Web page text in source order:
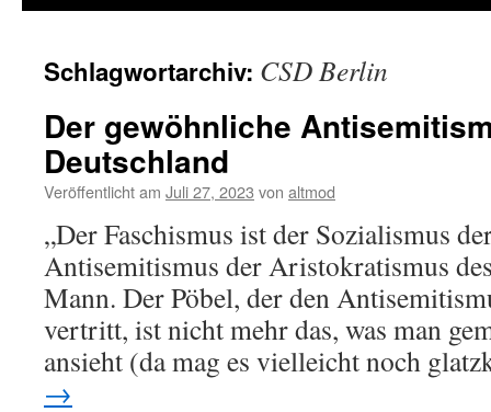
Schlagwortarchiv: CSD Berlin
Der gewöhnliche
Deutschland
Veröffentlicht am Juli 27, 2023 von altmod
„Der Faschismus ist der Sozialismus
Antisemitismus der Aristokratismus
Mann. Der Pöbel, der den
vertritt, ist nicht mehr das, was man
ansieht (da mag es vielleicht noch
→